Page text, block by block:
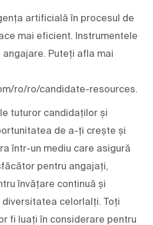
artificială în procesul de
mai eficient. Instrumentele
angajare. Puteți afla mai
ro/ro/candidate-resources.
tuturor candidaților și
de a-ți crește și
într-un mediu care asigură
pentru angajați,
învățare continuă și
celorlalți. Toți
fi luați în considerare pentru